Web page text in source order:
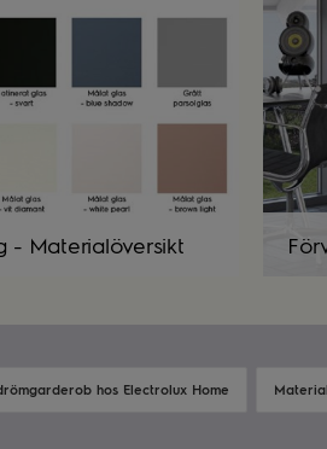
- Materialöversikt
hos Electrolux Home